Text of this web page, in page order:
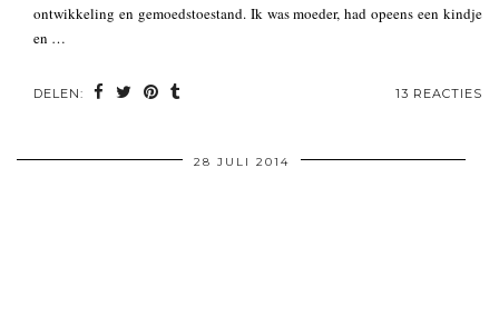
ontwikkeling en gemoedstoestand. Ik was moeder, had opeens een kindje
en …
DELEN: 13 REACTIES
28 JULI 2014